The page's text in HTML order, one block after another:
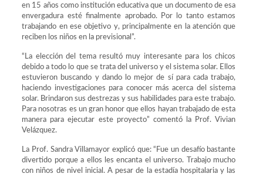
en 15 años como institución educativa que un documento de esa
envergadura esté finalmente aprobado. Por lo tanto estamos
trabajando en ese objetivo y, principalmente en la atención que
reciben los niños en la previsional”.
“La elección del tema resultó muy interesante para los chicos
debido a todo lo que se trata del universo y el sistema solar. Ellos
estuvieron buscando y dando lo mejor de sí para cada trabajo,
haciendo investigaciones para conocer más acerca del sistema
solar. Brindaron sus destrezas y sus habilidades para este trabajo.
Para nosotras es un gran honor que ellos hayan trabajado de esta
manera para ejecutar este proyecto” comentó la Prof. Vivian
Velázquez.
La Prof. Sandra Villamayor explicó que: “Fue un desafío bastante
divertido porque a ellos les encanta el universo. Trabajo mucho
con niños de nivel inicial. A pesar de la estadía hospitalaria y las